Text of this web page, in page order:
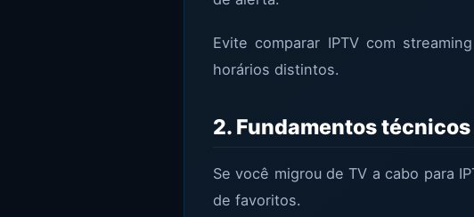
Evite comparar IPTV com
horários distintos.
2. Fundamentos
Se você migrou de TV a cabo para
de favoritos.